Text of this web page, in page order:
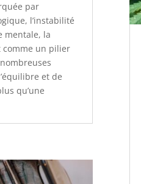
par
l’instabilité
mentale, la
un pilier
et de
qu’une